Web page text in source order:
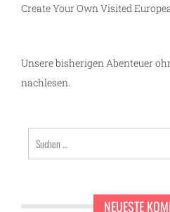
Create Your Own Visited
Unsere bisherigen Abenteuer
nachlesen.
nach:
NEUESTE